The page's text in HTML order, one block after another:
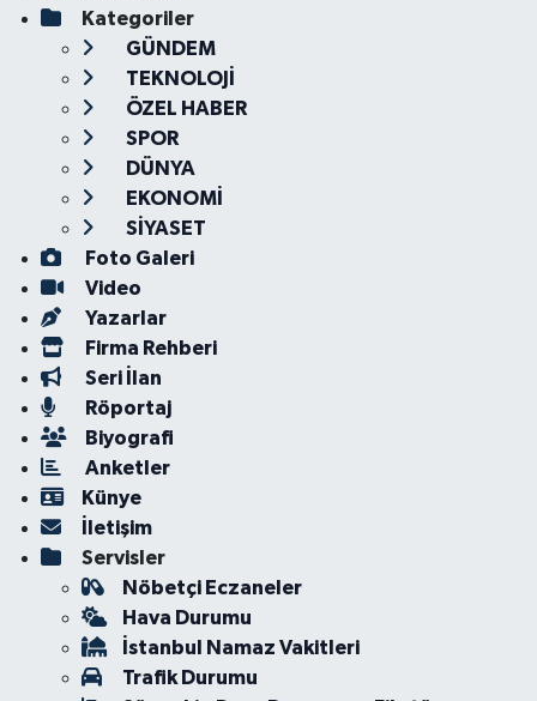
Kategoriler
GÜNDEM
TEKNOLOJİ
ÖZEL HABER
SPOR
DÜNYA
EKONOMİ
SİYASET
Foto Galeri
Video
Yazarlar
Firma Rehberi
Seri İlan
Röportaj
Biyografi
Anketler
Künye
İletişim
Servisler
Nöbetçi Eczaneler
Hava Durumu
İstanbul Namaz Vakitleri
Trafik Durumu